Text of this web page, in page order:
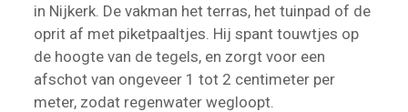
in Nijkerk. De vakman het terras, het tuinpad of de
oprit af met piketpaaltjes. Hij spant touwtjes op
de hoogte van de tegels, en zorgt voor een
afschot van ongeveer 1 tot 2 centimeter per
meter, zodat regenwater wegloopt.